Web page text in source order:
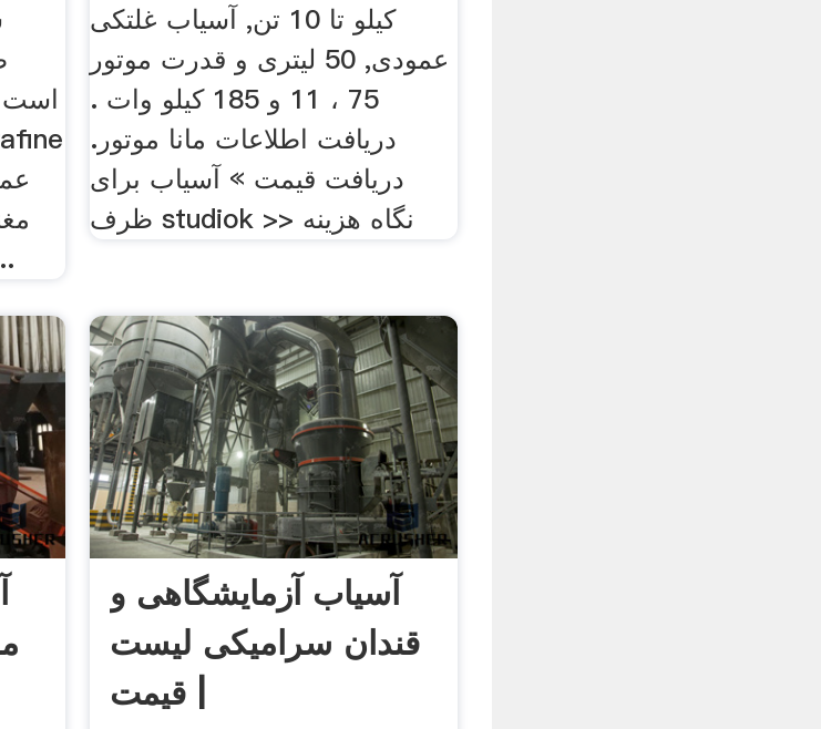
مخروطی
کیلو تا 10 تن, آسیاب غلتکی
عمودی, 50 لیتری و قدرت موتور
75 ، 11 و 185 کیلو وات .
دریافت اطلاعات مانا موتور.
دریافت قیمت » آسیاب برای
ظرف studiok >> نگاه هزینه
آسیاب آزمایشگاهی و
قندان سرامیکی لیست